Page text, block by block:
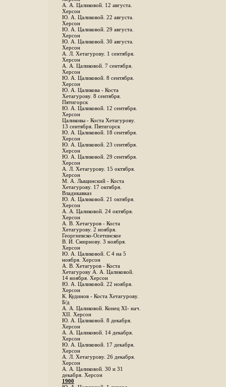
А. А. Цаликовой. 12 августа.
Херсон
Ю. А. Цаликовой. 22 августа.
Херсон
Ю. А. Цаликовой. 29 августа.
Херсон
Ю. А. Цаликовой. 30 августа.
Херсон
А. Л. Хетагурову. 1 сентября.
Херсон
А. А. Цаликовой. 7 сентября.
Херсон
Ю. А. Цаликовой. 8 сентября.
Херсон
Ю. А. Цаликова - Коста
Хетагурову. 8 сентября.
Пятигорск
Ю. А. Цаликовой. 12 сентября.
Херсон
Цаликовы - Коста Хетагурову.
13 сентября. Пятигорск
Ю. А. Цаликовой. 18 сентября.
Херсон
Ю. А. Цаликовой. 23 сентября.
Херсон
Ю. А. Цаликовой. 29 сентября.
Херсон
А. Л. Хетагурову. 15 октября.
Херсон
М. А. Лыщинский - Коста
Хетагурову. 17 октября.
Владикавказ
Ю. А. Цаликовой. 21 октября.
Херсон
А. А. Цаликовой. 24 октября.
Херсон
A. В. Хетагуров - Коста
Хетагурову. 2 ноября.
Георгиевско-Осетинское
B. И. Смирнову. 3 ноября.
Херсон
Ю. А. Цаликовой. С 4 на 5
ноября. Херсон
А. В. Хетагуров - Коста
Хетагурову А. А. Цаликовой.
14 ноября. Херсон
Ю. А. Цаликовой. 22 ноября.
Херсон
К. Кудинов - Коста Хетагурову.
Б/д
А. А. Цаликовой. Конец XI- нач.
XII. Херсон
Ю. А. Цаликовой. 8 декабря.
Херсон
А. А. Цаликовой. 14 декабря.
Херсон
Ю. А. Цаликовой. 17 декабря.
Херсон
А. Л. Хетагурову. 26 декабря.
Херсон
А. А. Цаликовой. 30 и 31
декабря. Херсон
1900